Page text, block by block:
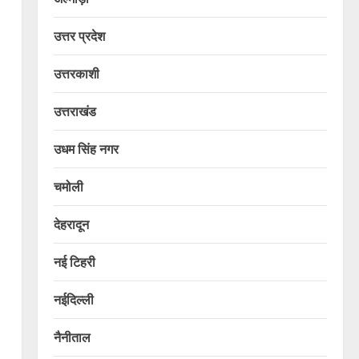
उत्तर प्रदेश
उत्तरकाशी
उत्तराखंड
उधम सिंह नगर
चमोली
देहरादून
नई टिहरी
नईदिल्ली
नैनीताल